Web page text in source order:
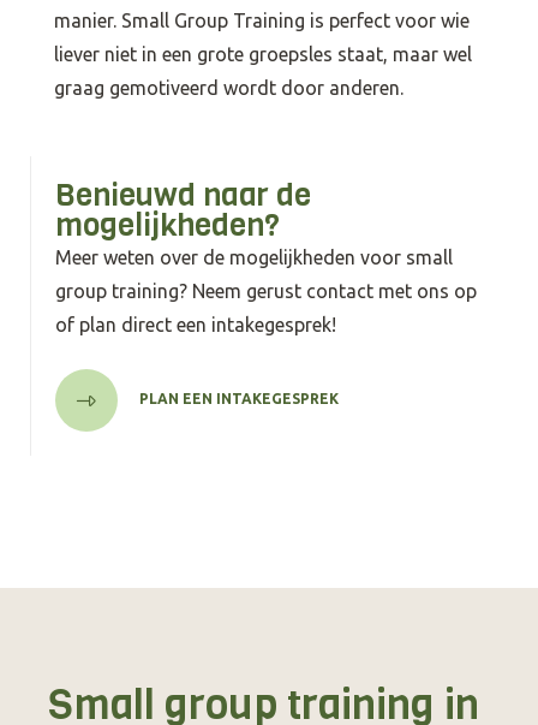
manier. Small Group Training is perfect voor wie
liever niet in een grote groepsles staat, maar wel
graag gemotiveerd wordt door anderen.
Benieuwd naar de
mogelijkheden?
Meer weten over de mogelijkheden voor small
group training? Neem gerust contact met ons op
of plan direct een intakegesprek!
PLAN EEN INTAKEGESPREK
Small group training in